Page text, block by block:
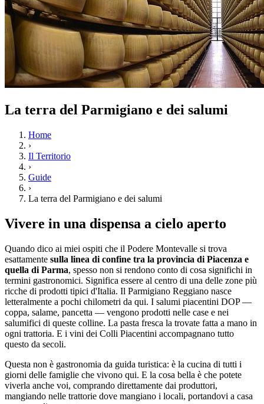
La terra del Parmigiano e dei salumi
Home
›
Il Territorio
›
Guide
›
La terra del Parmigiano e dei salumi
Vivere in una dispensa a cielo aperto
Quando dico ai miei ospiti che il Podere Montevalle si trova
esattamente sulla linea di confine tra la provincia di Piacenza e
quella di Parma, spesso non si rendono conto di cosa significhi in
termini gastronomici. Significa essere al centro di una delle zone più
ricche di prodotti tipici d'Italia. Il Parmigiano Reggiano nasce
letteralmente a pochi chilometri da qui. I salumi piacentini DOP —
coppa, salame, pancetta — vengono prodotti nelle case e nei
salumifici di queste colline. La pasta fresca la trovate fatta a mano in
ogni trattoria. E i vini dei Colli Piacentini accompagnano tutto
questo da secoli.
Questa non è gastronomia da guida turistica: è la cucina di tutti i
giorni delle famiglie che vivono qui. E la cosa bella è che potete
viverla anche voi, comprando direttamente dai produttori,
mangiando nelle trattorie dove mangiano i locali, portandovi a casa